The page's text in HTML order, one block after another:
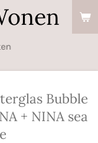
Bubble
+ NINA sea